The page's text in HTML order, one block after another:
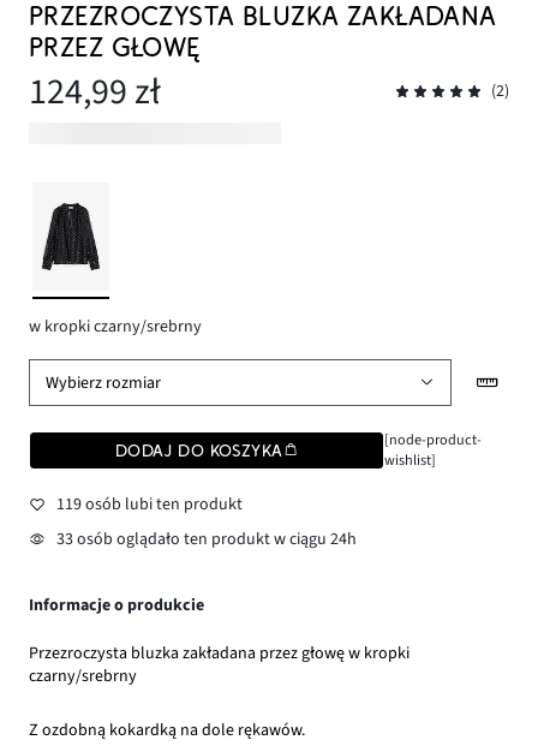
PRZEZROCZYSTA BLUZKA ZAKŁADANA
PRZEZ GŁOWĘ
124,99 zł (2)
w kropki czarny/srebrny
Wybierz rozmiar
DODAJ DO KOSZYKA
[node-product-
wishlist]
119 osób lubi ten produkt
33 osób oglądało ten produkt w ciągu 24h
Informacje o produkcie
Przezroczysta bluzka zakładana przez głowę w kropki
czarny/srebrny
Z ozdobną kokardką na dole rękawów.